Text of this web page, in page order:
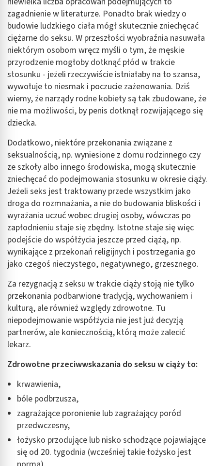
zagadnienie w literaturze. Ponadto brak wiedzy o
budowie ludzkiego ciała mógł skutecznie zniechęcać
ciężarne do seksu. W przeszłości wyobraźnia nasuwała
niektórym osobom wręcz myśli o tym, że męskie
przyrodzenie mogłoby dotknąć płód w trakcie
stosunku - jeżeli rzeczywiście istniałaby na to szansa,
wywołuje to niesmak i poczucie zażenowania. Dziś
wiemy, że narządy rodne kobiety są tak zbudowane, że
nie ma możliwości, by penis dotknął rozwijającego się
dziecka.
Dodatkowo, niektóre przekonania związane z
seksualnością, np. wyniesione z domu rodzinnego czy
ze szkoły albo innego środowiska, mogą skutecznie
zniechęcać do podejmowania stosunku w okresie ciąży.
Jeżeli seks jest traktowany przede wszystkim jako
droga do rozmnażania, a nie do budowania bliskości i
wyrażania uczuć wobec drugiej osoby, wówczas po
zapłodnieniu staje się zbędny. Istotne staje się więc
podejście do współżycia jeszcze przed ciążą, np.
wynikające z przekonań religijnych i postrzegania go
jako czegoś nieczystego, negatywnego, grzesznego.
Za rezygnacją z seksu w trakcie ciąży stoją nie tylko
przekonania podbarwione tradycją, wychowaniem i
kulturą, ale również względy zdrowotne. Tu
niepodejmowanie współżycia nie jest już decyzją
partnerów, ale koniecznością, którą może zalecić
lekarz.
Zdrowotne przeciwwskazania do seksu w ciąży to:
krwawienia,
bóle podbrzusza,
zagrażające poronienie lub zagrażający poród
przedwczesny,
łożysko przodujące lub nisko schodzące pojawiające
się od 20. tygodnia (wcześniej takie łożysko jest